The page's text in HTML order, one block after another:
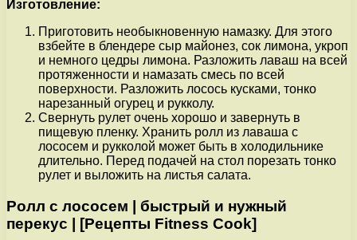
Изготовление:
Приготовить необыкновенную намазку. Для этого
взбейте в блендере сыр майонез, сок лимона, укроп
и немного цедры лимона. Разложить лаваш на всей
протяженности и намазать смесь по всей
поверхности. Разложить лосось кусками, тонко
нарезанный огурец и рукколу.
Свернуть рулет очень хорошо и завернуть в
пищевую пленку. Хранить ролл из лаваша с
лососем и рукколой может быть в холодильнике
длительно. Перед подачей на стол порезать тонко
рулет и выложить на листья салата.
Ролл с лососем | быстрый и нужный
перекус | [Рецепты Fitness Cook]